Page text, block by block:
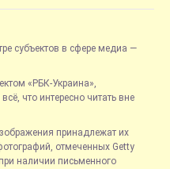
субъектов в сфере медиа —
«РБК-Украина»,
что интересно читать вне
принадлежат их
отмеченных Getty
наличии письменного